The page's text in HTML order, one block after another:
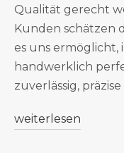
Qualität gerecht
Kunden schätzen
es uns ermöglicht,
handwerklich
zuverlässig,
weiterlesen